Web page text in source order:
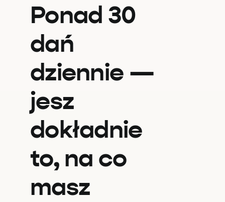
Ponad 30
dań
dziennie —
jesz
dokładnie
to, na co
masz